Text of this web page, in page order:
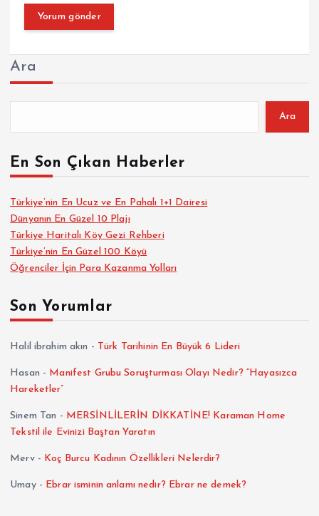
Ara
Ara
En Son Çıkan Haberler
Türkiye’nin En Ucuz ve En Pahalı 1+1 Dairesi
Dünyanın En Güzel 10 Plajı
Türkiye Haritalı Köy Gezi Rehberi
Türkiye’nin En Güzel 100 Köyü
Öğrenciler İçin Para Kazanma Yolları
Son Yorumlar
Halil ibrahim akın - Türk Tarihinin En Büyük 6 Lideri
Hasan - Manifest Grubu Soruşturması Olayı Nedir? “Hayasızca
Hareketler”
Sinem Tan - MERSİNLİLERİN DİKKATİNE! Karaman Home
Tekstil ile Evinizi Baştan Yaratın
Merv- Koç Burcu Kadının Özellikleri Nelerdir?
Umay- Ebrar isminin anlamı nedir? Ebrar ne demek?